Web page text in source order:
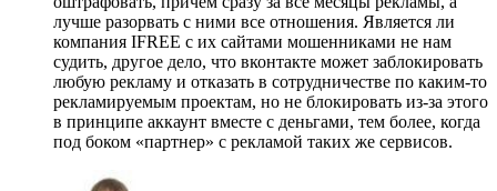
лучше разорвать с ними все отношения. Является ли
компания IFREE с их сайтами мошенниками не нам
судить, другое дело, что вконтакте может заблокировать
любую рекламу и отказать в сотрудничестве по каким-то
рекламируемым проектам, но не блокировать из-за этого
в принципе аккаунт вместе с деньгами, тем более, когда
под боком «партнер» с рекламой таких же сервисов.